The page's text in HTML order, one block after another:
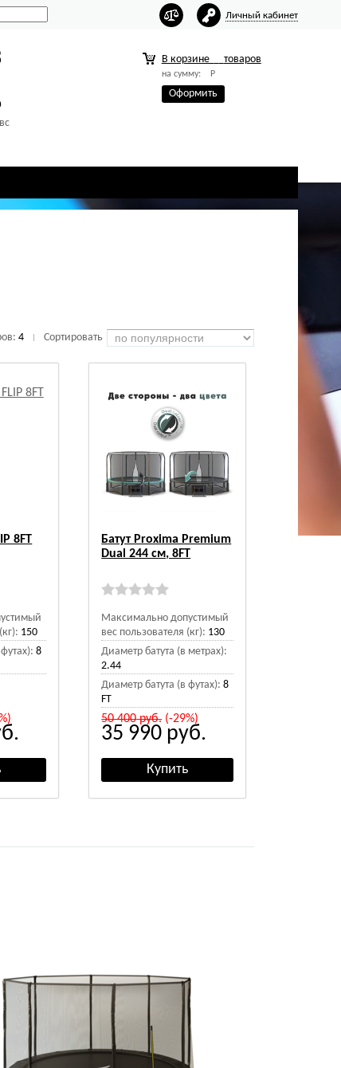
Личный кабинет
В корзине товаров
на сумму: Р
Оформить
4 Сортировать
8FT
150
8
Батут Proxima Premium
Dual 244 см, 8FT
Максимально допустимый
вес пользователя (кг): 130
Диаметр батута (в метрах):
2.44
Диаметр батута (в футах): 8
FT
50 400руб.(-29%)
35 990 руб.